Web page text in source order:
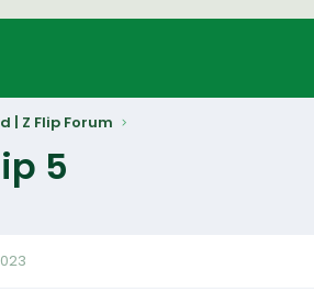
| Z Flip Forum
5